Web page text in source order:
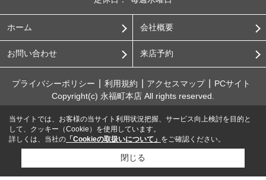
ホーム 会社概要
お問い合わせ 来店予約
プライバシーポリシー 利用規約 アクセスマップ
PCサイト
Copyright(c) 永福町本店 All rights reserved.
当サイトでは、お客様の当サイト利用状況把握、サービス向上検討を目的と
して、クッキー（Cookie）を使用しています。
詳しくは、当社の 「Cookieの取扱いについて」 をご確認ください。
閉じる